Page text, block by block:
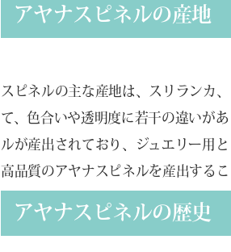
アヤナスピネルの産地
スピネルの主な産地は、スリランカ
て、色合いや透明度に若干の違いが
ルが産出されており、ジュエリー用
高品質のアヤナスピネルを産出するこ
アヤナスピネルの歴史